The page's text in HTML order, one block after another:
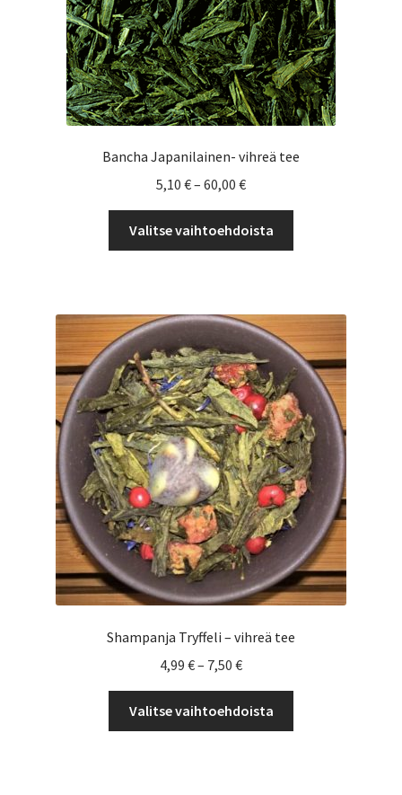
tuotteen
sivulla.
Bancha Japanilainen- vihreä tee
5,10 €– 60,00 €Hintaluokka:
5,10 €
-
60,00 €
Valitse vaihtoehdoista
muunnelma.
Voit
tehdä
valinnat
tuotteen
sivulla.
Shampanja Tryffeli – vihreä tee
4,99 €– 7,50 €Hintaluokka:
-
7,50 €
Valitse vaihtoehdoista